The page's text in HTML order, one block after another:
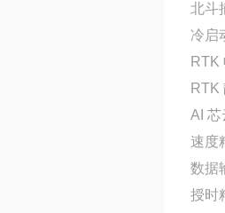
北斗
冷启
RTK
RTK
AI 芯
速度
数据
授时